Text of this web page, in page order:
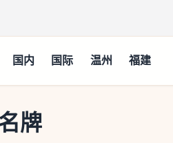
国内 国际 温州 福建
牌